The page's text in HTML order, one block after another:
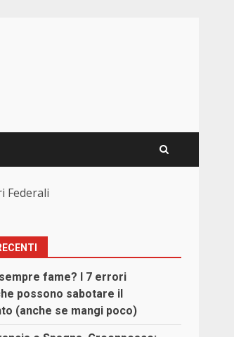
Federali
fame? I 7 errori
possono sabotare il
(anche se mangi poco)